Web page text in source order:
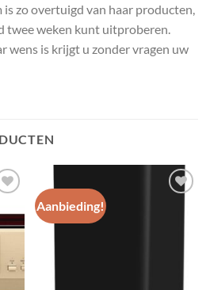
zo overtuigd van haar producten,
twee weken kunt uitproberen.
wens is krijgt u zonder vragen uw
Aanbieding!